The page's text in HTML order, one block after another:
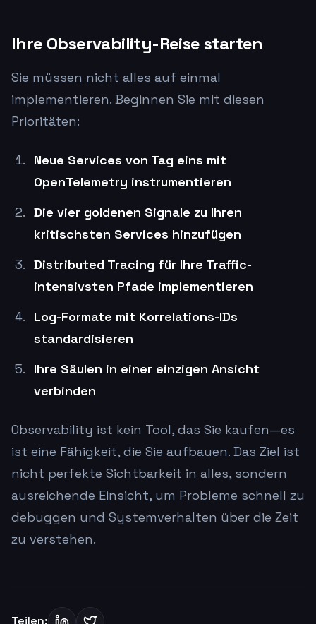
Ihre Observability-Reise starten
Sie müssen nicht alles auf einmal
implementieren. Beginnen Sie mit diesen
Prioritäten:
Neue Services von Tag eins mit
OpenTelemetry instrumentieren
Die vier goldenen Signale zu Ihren
kritischsten Services hinzufügen
Distributed Tracing für Ihre Traffic-
intensivsten Pfade implementieren
Log-Formate mit Korrelations-IDs
standardisieren
Ihre Säulen in einer einzigen Ansicht
verbinden
Observability ist kein Tool, das Sie kaufen—es
ist eine Fähigkeit, die Sie aufbauen. Das Ziel ist
nicht perfekte Sichtbarkeit in alles, sondern
ausreichende Einsicht, um Probleme schnell zu
debuggen und Systemverhalten über die Zeit
zu verstehen.
Teilen: